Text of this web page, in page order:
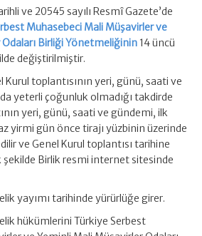
ve 20545 sayılı Resmî Gazete’de
Muhasebeci Mali Müşavirler ve
Birliği Yönetmeliğinin 14 üncü
değiştirilmiştir.
Kurul toplantısının yeri, günü, saati ve
yeterli çoğunluk olmadığı takdirde
yeri, günü, saati ve gündemi, ilk
yirmi gün önce tirajı yüzbinin üzerinde
ve Genel Kurul toplantısı tarihine
şekilde Birlik resmi internet sitesinde
yayımı tarihinde yürürlüğe girer.
hükümlerini Türkiye Serbest